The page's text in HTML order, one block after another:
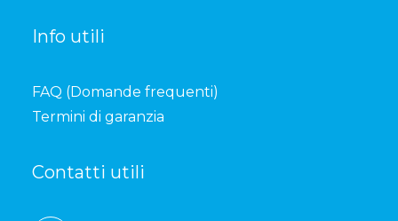
Info utili
FAQ (Domande frequenti)
Termini di garanzia
Contatti utili